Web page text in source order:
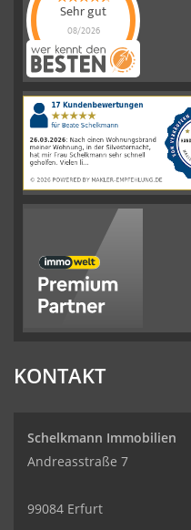
Sehr gut
08/2026
Schelkmann
Immobilienhat
|110Schelkmann
ImmobilienBewertungen
auf
werkenntdenBESTEN.de
KONTAKT
Schelkmann Immobilien
Andreasstraße 7
99084 Erfurt